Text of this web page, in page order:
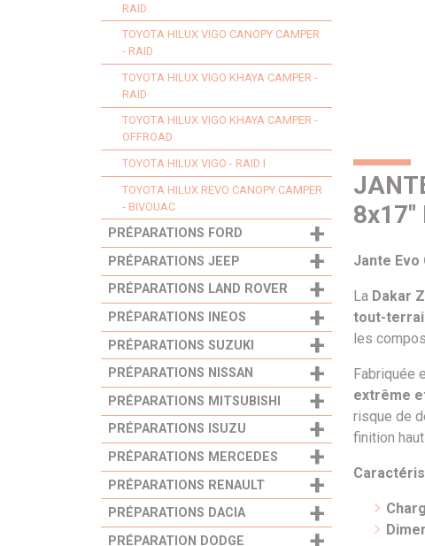
RAID
TOYOTA HILUX VIGO CANOPY CAMPER
- RAID
TOYOTA HILUX VIGO KHAYA CAMPER -
RAID
TOYOTA HILUX VIGO KHAYA CAMPER -
OFFROAD
TOYOTA HILUX VIGO - RAID I
TOYOTA HILUX REVO CANOPY CAMPER
- BIVOUAC
PRÉPARATIONS FORD +
PRÉPARATIONS JEEP +
PRÉPARATIONS LAND ROVER +
PRÉPARATIONS INEOS +
PRÉPARATIONS SUZUKI +
PRÉPARATIONS NISSAN +
PRÉPARATIONS MITSUBISHI +
PRÉPARATIONS ISUZU +
PRÉPARATIONS MERCEDES +
PRÉPARATIONS RENAULT +
PRÉPARATIONS DACIA +
PRÉPARATION DODGE
8x17"
Jante
La Dakar
tout-
les
Fabriquée
extrême
risque de
finition